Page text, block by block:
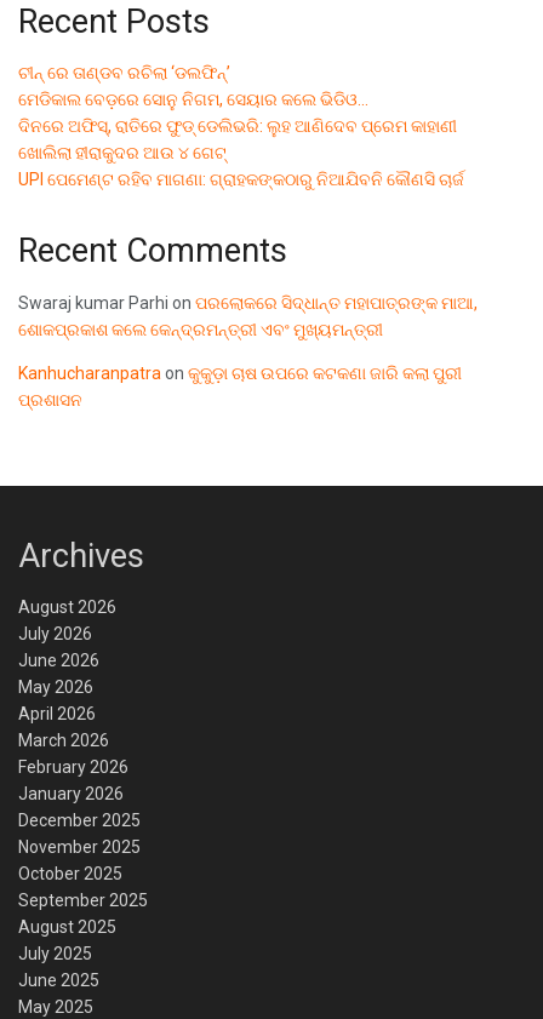
Recent Posts
ଚୀନ୍ ରେ ତାଣ୍ଡବ ରଚିଲା ‘ଡଲଫିନ୍’
ମେଡିକାଲ ବେଡ଼ରେ ସୋନୁ ନିଗମ, ସେୟାର କଲେ ଭିଡିଓ…
ଦିନରେ ଅଫିସ୍, ରାତିରେ ଫୁଡ୍ ଡେଲିଭରି: ଲୁହ ଆଣିଦେବ ପ୍ରେମ କାହାଣୀ
ଖୋଲିଲା ହୀରାକୁଦର ଆଉ ୪ ଗେଟ୍
UPI ପେମେଣ୍ଟ ରହିବ ମାଗଣା: ଗ୍ରାହକଙ୍କଠାରୁ ନିଆଯିବନି କୌଣସି ଚାର୍ଜ
Recent Comments
Swaraj kumar Parhi on ପରଲୋକରେ ସିଦ୍ଧାନ୍ତ ମହାପାତ୍ରଙ୍କ ମାଆ,
ଶୋକପ୍ରକାଶ କଲେ କେନ୍ଦ୍ରମନ୍ତ୍ରୀ ଏବଂ ମୁଖ୍ୟମନ୍ତ୍ରୀ
Kanhucharanpatra on କୁକୁଡ଼ା ଚାଷ ଉପରେ କଟକଣା ଜାରି କଲା ପୁରୀ
ପ୍ରଶାସନ
Archives
August 2026
July 2026
June 2026
May 2026
April 2026
March 2026
February 2026
January 2026
December 2025
November 2025
October 2025
September 2025
August 2025
July 2025
June 2025
May 2025